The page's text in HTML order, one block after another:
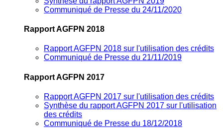
Communiqué de Presse du 24/11/2020
Rapport AGFPN 2018
Rapport AGFPN 2018 sur l'utilisation des crédits
Communiqué de Presse du 21/11/2019
Rapport AGFPN 2017
Rapport AGFPN 2017 sur l'utilisation des crédits
Synthèse du rapport AGFPN 2017 sur l'utilisation
des crédits
Communiqué de Presse du 18/12/2018